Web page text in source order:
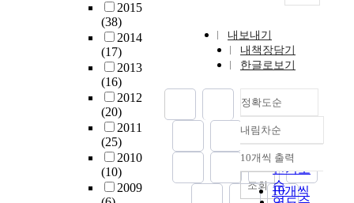
2015
(38)
2014
(17)
2013
(16)
2012
(20)
2011
(25)
2010
(10)
2009
내보내기
내책장담기
한글로보기
정확도순
정확도
순
인기도
순
내림차순
내림차순
10개씩 출력
10개씩
조회